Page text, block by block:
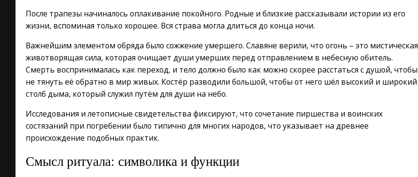
После трапезы начиналось оплакивание покойного. Родные и близкие рассказывали истории из его
жизни, вспоминая только хорошее. Вся страва могла длиться до конца ночи.
Важнейшим элементом обряда было сожжение умершего. Славяне верили, что огонь – это мистическая
животворящая сила, которая очищает души умерших перед отправлением в небесную обитель.
Смерть воспринималась как переход, и тело должно было как можно скорее расстаться с душой, чтобы
не тянуть её обратно в мир живых. Костёр разводили большой, чтобы от него шёл высокий и широкий
столб дыма, который служил путём для души на небо.
Исследования и летописные свидетельства фиксируют, что сочетание пиршества и воинских
состязаний при погребении было типично для многих народов, что указывает на древнее
происхождение подобных практик.
Смысл ритуала: символика и функции